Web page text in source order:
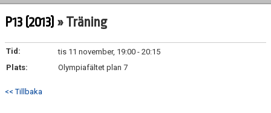
HEM
NYHETER
DOKUMENT
BILDGALLERI
P13 (2013) » Träning
Tid:
tis 11 november, 19:00 - 20:15
Plats:
Olympiafältet plan 7
<< Tillbaka